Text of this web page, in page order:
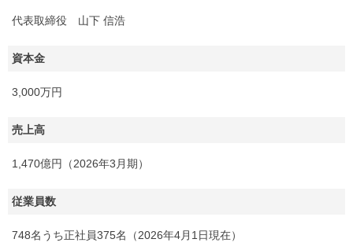
代表取締役 山下 信浩
資本金
3,000万円
売上高
1,470億円（2026年3月期）
従業員数
748名うち正社員375名（2026年4月1日現在）